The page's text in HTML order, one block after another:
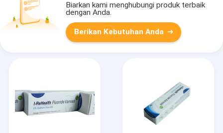
Biarkan kami menghubungi produk terbaik
dengan Anda.
Berikan Kebutuhan Anda